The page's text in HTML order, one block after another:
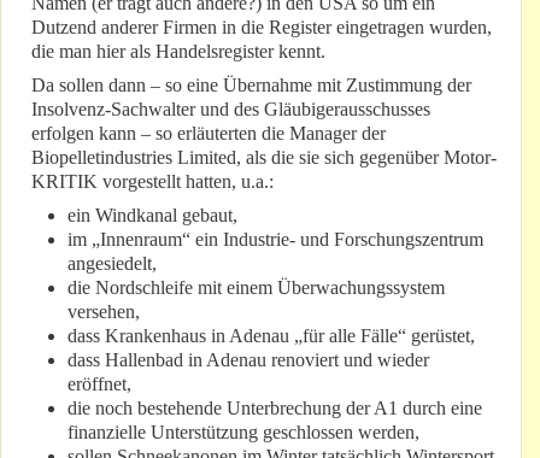
Dutzend anderer Firmen in die Register eingetragen wurden,
die man hier als Handelsregister kennt.
Da sollen dann – so eine Übernahme mit Zustimmung der
Insolvenz-Sachwalter und des Gläubigerausschusses
erfolgen kann – so erläuterten die Manager der
Biopelletindustries Limited, als die sie sich gegenüber Motor-
KRITIK vorgestellt hatten, u.a.:
ein Windkanal gebaut,
im „Innenraum“ ein Industrie- und Forschungszentrum
angesiedelt,
die Nordschleife mit einem Überwachungssystem
versehen,
dass Krankenhaus in Adenau „für alle Fälle“ gerüstet,
dass Hallenbad in Adenau renoviert und wieder
eröffnet,
die noch bestehende Unterbrechung der A1 durch eine
finanzielle Unterstützung geschlossen werden,